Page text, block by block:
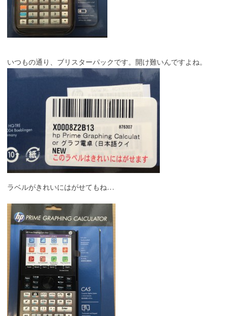
いつもの通り、ブリスターパックです。開け難いんですよね。
ラベルがきれいにはがせてもね…